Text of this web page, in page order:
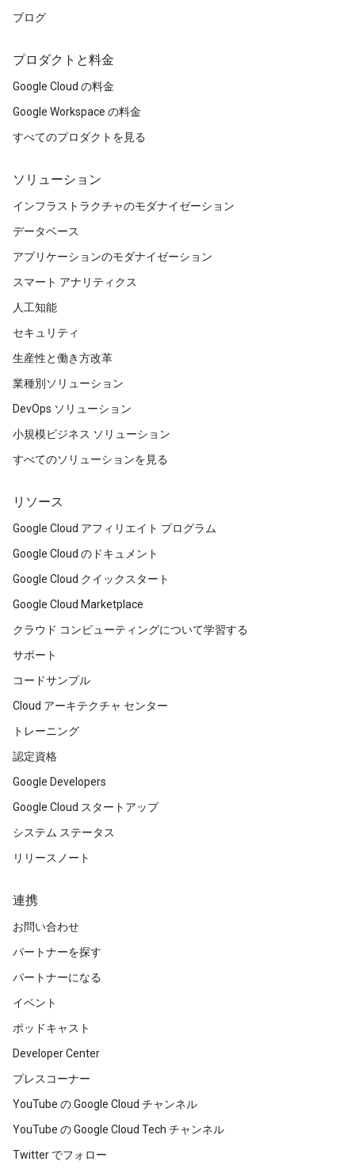
ブログ
プロダクトと料金
Google Cloud の料金
Google Workspace の料金
すべてのプロダクトを見る
ソリューション
インフラストラクチャのモダナイゼーション
データベース
アプリケーションのモダナイゼーション
スマート アナリティクス
人工知能
セキュリティ
生産性と働き方改革
業種別ソリューション
DevOps ソリューション
小規模ビジネス ソリューション
すべてのソリューションを見る
リソース
Google Cloud アフィリエイト プログラム
Google Cloud のドキュメント
Google Cloud クイックスタート
Google Cloud Marketplace
クラウド コンピューティングについて学習する
サポート
コードサンプル
Cloud アーキテクチャ センター
トレーニング
認定資格
Google Developers
Google Cloud スタートアップ
システム ステータス
リリースノート
連携
お問い合わせ
パートナーを探す
パートナーになる
イベント
ポッドキャスト
Developer Center
プレスコーナー
YouTube の Google Cloud チャンネル
YouTube の Google Cloud Tech チャンネル
Twitter でフォロー